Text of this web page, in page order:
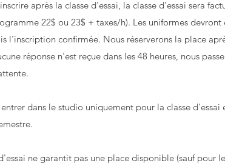
après la classe d'essai, la classe d'essai sera
22$ ou 23$ + taxes/h). Les uniformes devront
l'inscription confirmée. Nous réserverons la place
réponse n'est reçue dans les 48 heures, nous
dans le studio uniquement pour la classe d'essai
ne garantit pas une place disponible (sauf pour